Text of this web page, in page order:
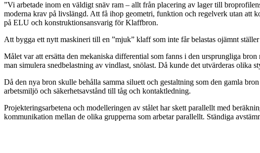
”Vi arbetade inom en väldigt snäv ram – allt från placering av lager till
moderna krav på livslängd. Att få ihop geometri, funktion och regelverk utan att
på ELU och konstruktionsansvarig för Klaffbron.
Att bygga ett nytt maskineri till en ”mjuk” klaff som inte får belastas ojämnt
Målet var att ersätta den mekaniska differential som fanns i den ursprungliga
man simulera snedbelastning av vindlast, snölast. Då kunde det utvärderas olika
Då den nya bron skulle behålla samma siluett och gestaltning som den gamla
arbetsmiljö och säkerhetsavstånd till tåg och kontaktledning.
Projekteringsarbetena och modelleringen av stålet har skett parallellt med
kommunikation mellan de olika grupperna som arbetar parallellt. Ständiga